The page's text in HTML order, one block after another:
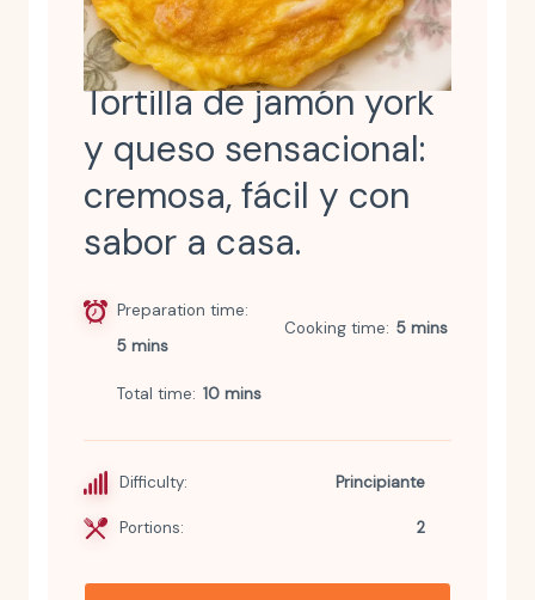
Tortilla de jamón york
y queso sensacional:
cremosa, fácil y con
sabor a casa.
Preparation time
5 mins
Cooking time 5 mins
Total time 10 mins
Difficulty: Principiante
Portions: 2